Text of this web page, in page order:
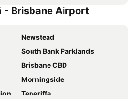
The Star Grand Brisbane
Treasury Brisbane
K2 Brisbane
Sofitel Brisbane Central
Novotel Brisbane Airport
Great Southern Hotel Brisbane
- Brisbane Airport
Newstead
South Bank Parklands
Brisbane CBD
Morningside
Teneriffe